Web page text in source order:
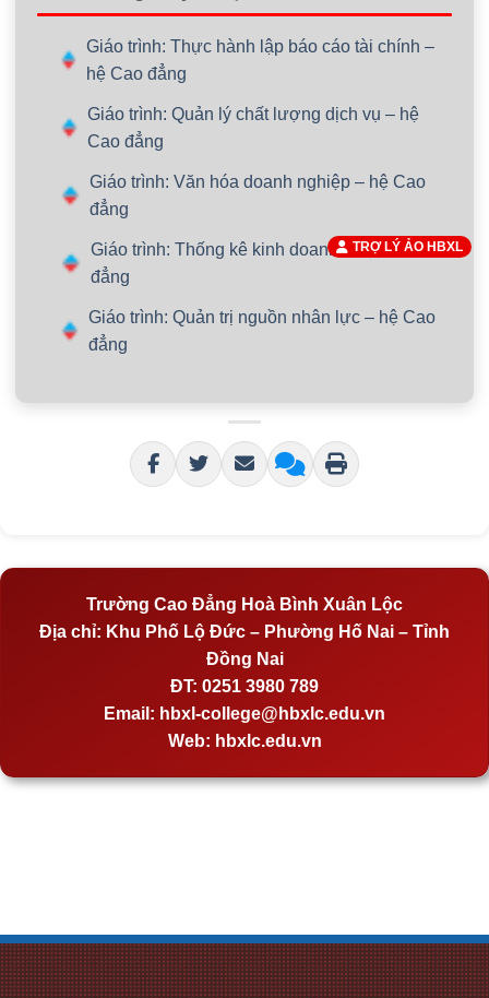
Giáo trình: Thực hành lập báo cáo tài chính –
hệ Cao đẳng
Giáo trình: Quản lý chất lượng dịch vụ – hệ
Cao đẳng
Giáo trình: Văn hóa doanh nghiệp – hệ Cao
đẳng
Giáo trình: Thống kê kinh doanh – hệ Cao
đẳng
Giáo trình: Quản trị nguồn nhân lực – hệ Cao
đẳng
Trường Cao Đẳng Hoà Bình Xuân Lộc
Địa chỉ: Khu Phố Lộ Đức – Phường Hố Nai – Tỉnh
Đồng Nai
ĐT: 0251 3980 789
Email: hbxl-college@hbxlc.edu.vn
Web: hbxlc.edu.vn
TRỢ LÝ ẢO HBXL